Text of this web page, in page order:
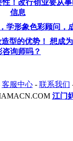
！改行创业要从
信息
学形象色彩顾问，
型的优势！ 想成
咨询师吗？
客服中心- 联系我们
江门